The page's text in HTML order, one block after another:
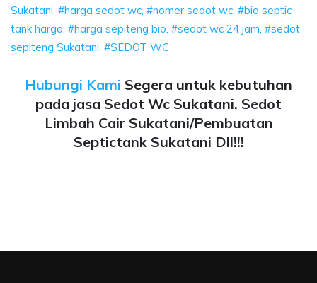
Sukatani, #harga sedot wc, #nomer sedot wc, #bio septic
tank harga, #harga sepiteng bio, #sedot wc 24 jam, #sedot
sepiteng Sukatani, #SEDOT WC
Hubungi Kami Segera untuk kebutuhan
pada jasa Sedot Wc Sukatani, Sedot
Limbah Cair Sukatani/Pembuatan
Septictank Sukatani Dll!!!